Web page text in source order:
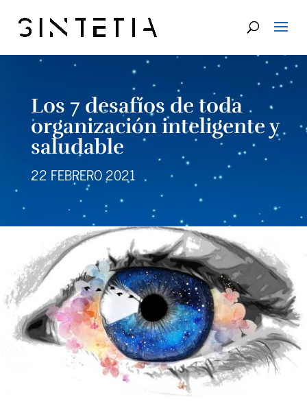
Los 7 desafíos de toda
organización inteligente y
saludable
22 FEBRERO 2021